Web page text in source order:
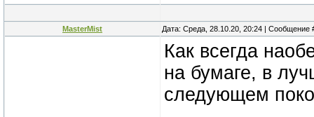
MasterMist Дата: Среда, 28.10.20, 20:24 | Сообщение
Как всегда
на бумаге, в
следующем